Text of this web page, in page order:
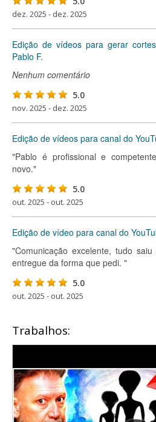
dez. 2025 - dez. 2025
Edição de vídeos para gerar
Pablo F.
Nenhum comentário
5.0
nov. 2025 - dez. 2025
Edição de vídeos para canal do
"Pablo é profissional e
novo."
5.0
out. 2025 - out. 2025
Edição de vídeo para canal do
"Comunicação excelente, tudo
entregue da forma que pedi. "
5.0
out. 2025 - out. 2025
Trabalhos: